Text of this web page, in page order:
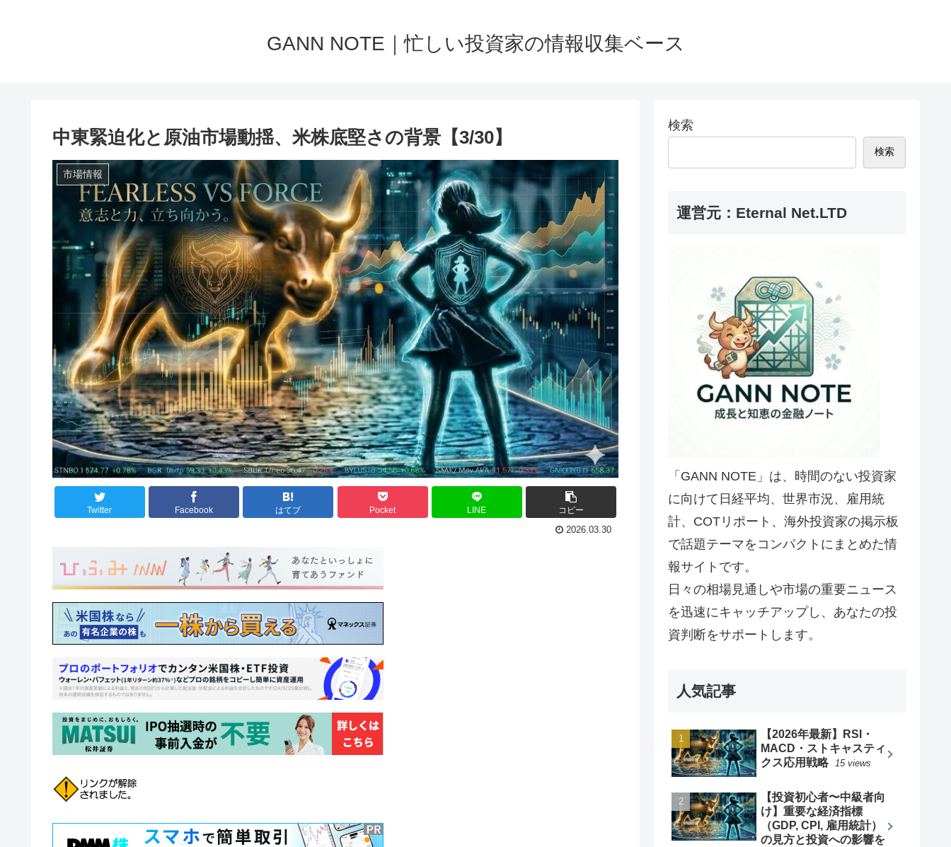
GANN NOTE｜忙しい投資家の情報収集ベース
中東緊迫化と原油市場動揺、米株底堅さの背景【3/30】
市場情報
Twitter Facebook はてブ Pocket LINE コピー
2026.03.30
検索
検索
運営元：Eternal Net.LTD
「GANN NOTE」は、時間のない投資家
に向けて日経平均、世界市況、雇用統
計、COTリポート、海外投資家の掲示板
で話題テーマをコンパクトにまとめた情
報サイトです。
日々の相場見通しや市場の重要ニュース
を迅速にキャッチアップし、あなたの投
資判断をサポートします。
人気記事
【2026年最新】RSI・
MACD・ストキャスティ
クス応用戦略
15 views
【投資初心者〜中級者向
け】重要な経済指標
（GDP, CPI, 雇用統計）
の見方と投資への影響を